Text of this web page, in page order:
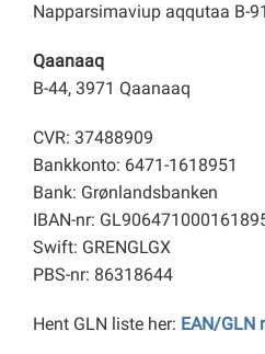
Napparsimaviup aqqutaa B-
Qaanaaq
B-44, 3971 Qaanaaq
CVR: 37488909
Bankkonto: 6471-1618951
Bank: Grønlandsbanken
IBAN-nr:
Swift: GRENGLGX
PBS-nr: 86318644
Hent GLN liste her: EAN/GLN